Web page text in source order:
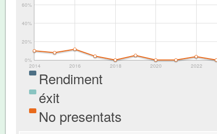
2014 2016 2018 2020 2022
0%
20%
40%
60%
Rendiment
éxit
No presentats